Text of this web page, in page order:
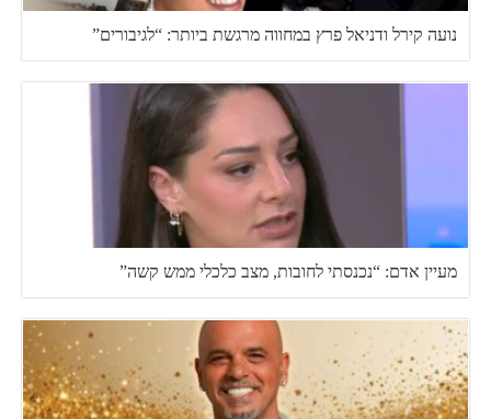
נועה קירל ודניאל פרץ במחווה מרגשת ביותר: “לגיבורים”
מעיין אדם: “נכנסתי לחובות, מצב כלכלי ממש קשה”